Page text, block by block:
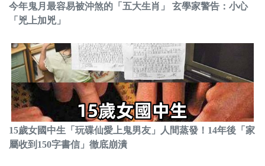
今年鬼月最容易被沖煞的「五大生肖」 玄學家警告：小心
「兇上加兇」
15歲女國中生「玩碟仙愛上鬼男友」人間蒸發！14年後「家
屬收到150字書信」徹底崩潰